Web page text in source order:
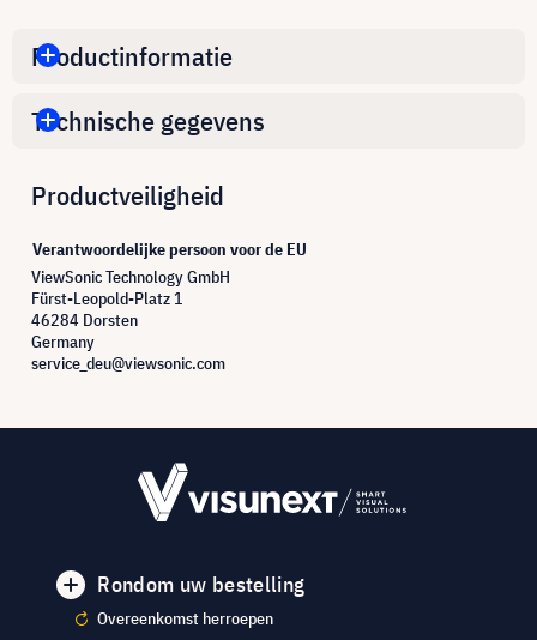
Productinformatie
Technische gegevens
Productveiligheid
Verantwoordelijke persoon voor de EU
ViewSonic Technology GmbH
Fürst-Leopold-Platz 1
46284 Dorsten
Germany
service_deu@viewsonic.com
Rondom uw bestelling
Overeenkomst herroepen